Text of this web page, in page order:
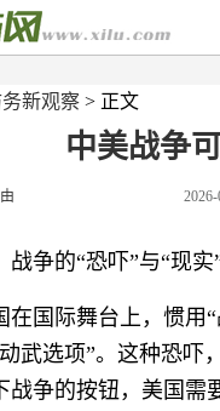
务新观察 > 正文
中美战争
战争的“恐吓”与“现
在国际舞台上，惯用
武选项”。这种恐吓
战争的按钮，美国需